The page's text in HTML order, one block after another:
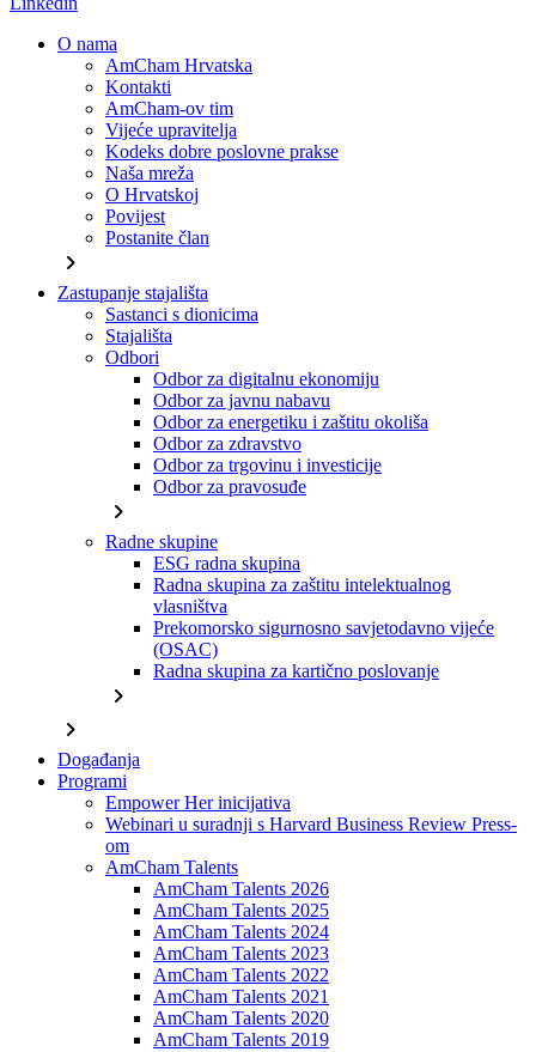
O nama
AmCham Hrvatska
Kontakti
AmCham-ov tim
Vijeće upravitelja
Kodeks dobre poslovne prakse
Naša mreža
O Hrvatskoj
Povijest
Postanite član
chevron_right
Zastupanje stajališta
Sastanci s dionicima
Stajališta
Odbori
Odbor za digitalnu ekonomiju
Odbor za javnu nabavu
Odbor za energetiku i zaštitu okoliša
Odbor za zdravstvo
Odbor za trgovinu i investicije
Odbor za pravosuđe
chevron_right
Radne skupine
ESG radna skupina
Radna skupina za zaštitu intelektualnog
vlasništva
Prekomorsko sigurnosno savjetodavno vijeće
(OSAC)
Radna skupina za kartično poslovanje
chevron_right
chevron_right
Događanja
Programi
Empower Her inicijativa
Webinari u suradnji s Harvard Business Review Press-
om
AmCham Talents
AmCham Talents 2026
AmCham Talents 2025
AmCham Talents 2024
AmCham Talents 2023
AmCham Talents 2022
AmCham Talents 2021
AmCham Talents 2020
AmCham Talents 2019